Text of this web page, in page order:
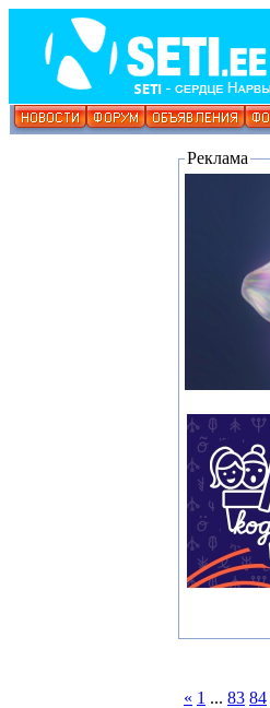
Реклама
« 1 ... 83 84